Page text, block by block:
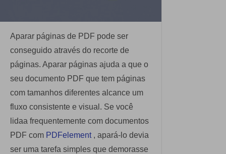
Leitor de PDF com IA
Mais ferramentas online
Cloud
PDFelement Cloud
Formulário PDF
Assinar PDF
Assinar Legalmente
PDF OCR
Encontre mais tópicos
Soluções de PDF para
Educação
Jurídico
Saúde
Financeiro
Aparar páginas de PDF pode ser
conseguido através do recorte de
páginas. Aparar páginas ajuda a que o
seu documento PDF que tem páginas
com tamanhos diferentes alcance um
fluxo consistente e visual. Se você
lidaa frequentemente com documentos
PDF com PDFelement , apará-lo devia
ser uma tarefa simples que demorasse